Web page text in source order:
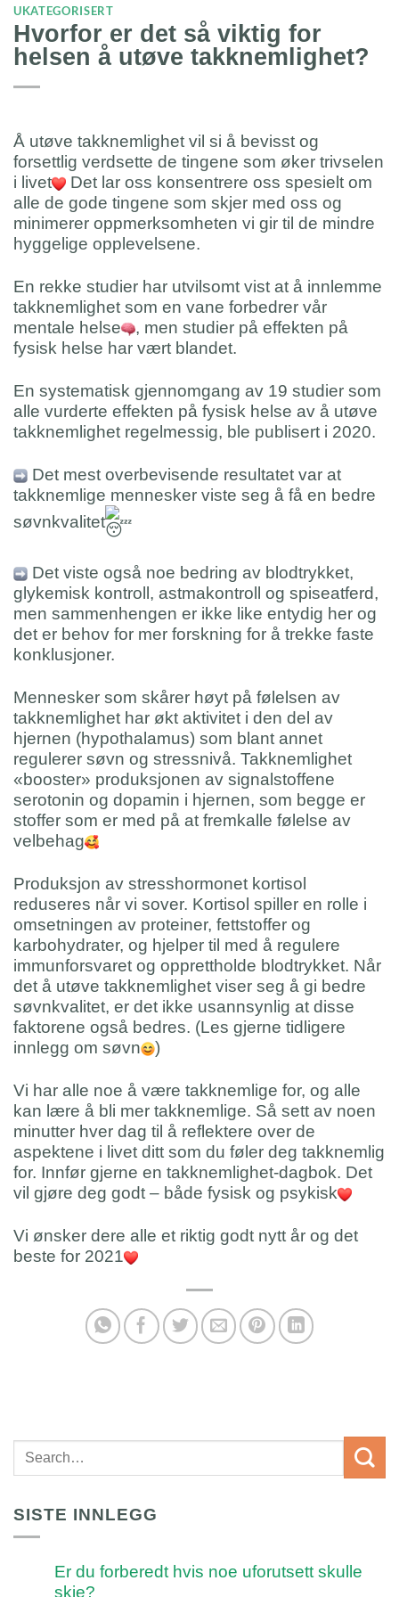
UKATEGORISERT
Hvorfor er det så viktig for
helsen å utøve takknemlighet?
Å utøve takknemlighet vil si å bevisst og
forsettlig verdsette de tingene som øker trivselen
i livet
Det lar oss konsentrere oss spesielt om
alle de gode tingene som skjer med oss og
minimerer oppmerksomheten vi gir til de mindre
hyggelige opplevelsene.
En rekke studier har utvilsomt vist at å innlemme
takknemlighet som en vane forbedrer vår
mentale helse
, men studier på effekten på
fysisk helse har vært blandet.
En systematisk gjennomgang av 19 studier som
alle vurderte effekten på fysisk helse av å utøve
takknemlighet regelmessig, ble publisert i 2020.
Det mest overbevisende resultatet var at
takknemlige mennesker viste seg å få en bedre
søvnkvalitet
Det viste også noe bedring av blodtrykket,
glykemisk kontroll, astmakontroll og spiseatferd,
men sammenhengen er ikke like entydig her og
det er behov for mer forskning for å trekke faste
konklusjoner.
Mennesker som skårer høyt på følelsen av
takknemlighet har økt aktivitet i den del av
hjernen (hypothalamus) som blant annet
regulerer søvn og stressnivå. Takknemlighet
«booster» produksjonen av signalstoffene
serotonin og dopamin i hjernen, som begge er
stoffer som er med på at fremkalle følelse av
velbehag
Produksjon av stresshormonet kortisol
reduseres når vi sover. Kortisol spiller en rolle i
omsetningen av proteiner, fettstoffer og
karbohydrater, og hjelper til med å regulere
immunforsvaret og opprettholde blodtrykket. Når
det å utøve takknemlighet viser seg å gi bedre
søvnkvalitet, er det ikke usannsynlig at disse
faktorene også bedres. (Les gjerne tidligere
innlegg om søvn
)
Vi har alle noe å være takknemlige for, og alle
kan lære å bli mer takknemlige. Så sett av noen
minutter hver dag til å reflektere over de
aspektene i livet ditt som du føler deg takknemlig
for. Innfør gjerne en takknemlighet-dagbok. Det
vil gjøre deg godt – både fysisk og psykisk
Vi ønsker dere alle et riktig godt nytt år og det
beste for 2021
SISTE INNLEGG
Er du forberedt hvis noe uforutsett skulle
skje?